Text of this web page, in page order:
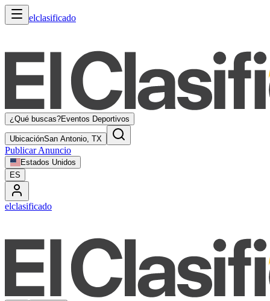
elclasificado
¿Qué buscas?Eventos Deportivos
UbicaciónSan Antonio, TX
Publicar Anuncio
Estados Unidos
ES
elclasificado